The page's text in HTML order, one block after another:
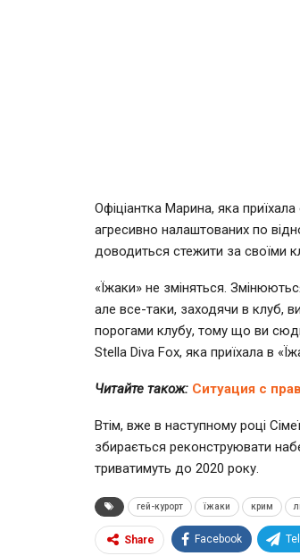
Офіціантка Марина, яка
агресивно налаштованих по
доводиться стежити за своїми
«Їжаки» не зміняться.
але все-таки, заходячи в клуб,
порогами клубу, тому що ви
Stella Diva Fox, яка приїхала в
Читайте також: Ситуация с
Втім, вже в наступному році
збирається реконструювати
триватимуть до 2020 року.
гей-курорт їжаки крим
Share Facebook